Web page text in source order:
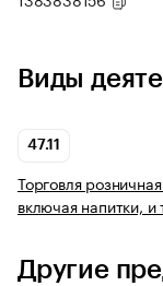
Виды
47.11
Торговля
включая напитки,
Другие